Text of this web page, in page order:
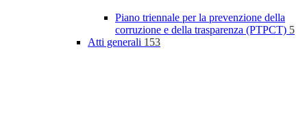
Piano triennale per la prevenzione della
corruzione e della trasparenza (PTPCT) 5
Atti generali 153